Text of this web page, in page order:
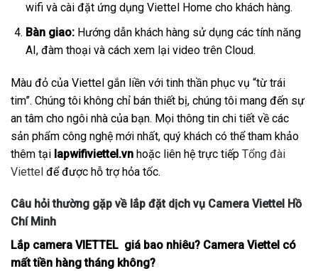
wifi và cài đặt ứng dụng Viettel Home cho khách hàng.
Bàn giao:Hướng dẫn khách hàng sử dụng các tính năng
AI, đàm thoại và cách xem lại video trên Cloud.
Màu đỏ của Viettel gắn liền với tinh thần phục vụ “từ trái
tim”. Chúng tôi không chỉ bán thiết bị, chúng tôi mang đến sự
an tâm cho ngôi nhà của bạn. Mọi thông tin chi tiết về các
sản phẩm công nghệ mới nhất, quý khách có thể tham khảo
thêm tại lapwifiviettel.vn hoặc liên hệ trực tiếp Tổng đài
Viettel để được hỗ trợ hỏa tốc.
Câu hỏi thường gặp về lắp đặt dịch vụ Camera Viettel Hồ
Chí Minh
Lắp camera VIETTEL giá bao nhiêu? Camera Viettel có
mất tiền hàng tháng không?